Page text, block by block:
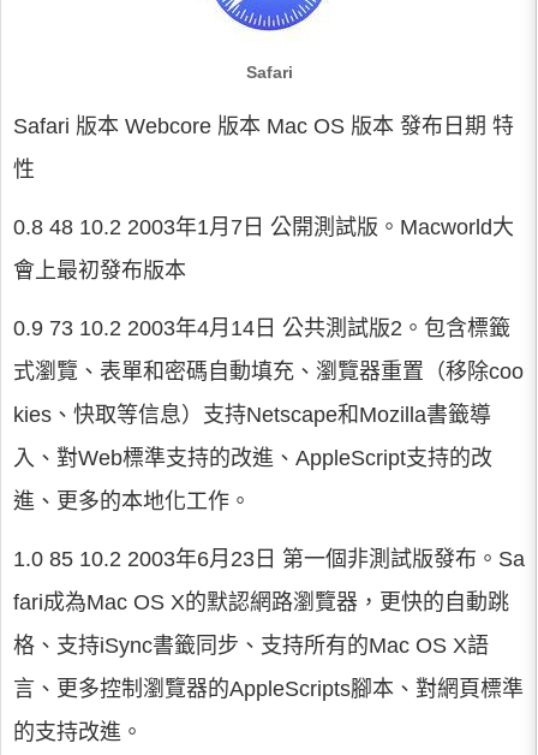
Safari
Safari 版本 Webcore 版本 Mac OS 版本 發布日期 特
性
0.8 48 10.2 2003年1月7日 公開測試版。Macworld大
會上最初發布版本
0.9 73 10.2 2003年4月14日 公共測試版2。包含標籤
式瀏覽、表單和密碼自動填充、瀏覽器重置（移除coo
kies、快取等信息）支持Netscape和Mozilla書籤導
入、對Web標準支持的改進、AppleScript支持的改
進、更多的本地化工作。
1.0 85 10.2 2003年6月23日 第一個非測試版發布。Sa
fari成為Mac OS X的默認網路瀏覽器，更快的自動跳
格、支持iSync書籤同步、支持所有的Mac OS X語
言、更多控制瀏覽器的AppleScripts腳本、對網頁標準
的支持改進。